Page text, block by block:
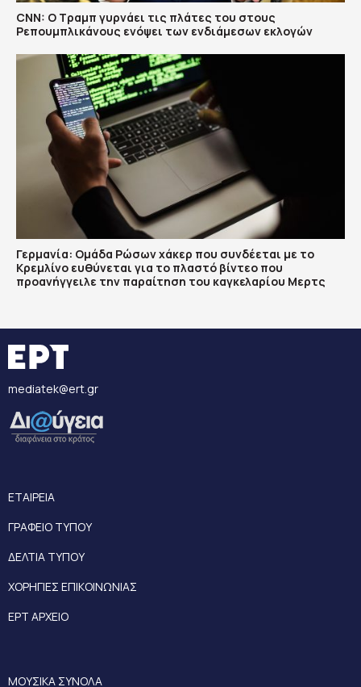
CNN: Ο Τραμπ γυρνάει τις πλάτες του στους
Ρεπουμπλικάνους ενόψει των ενδιάμεσων εκλογών
Γερμανία: Ομάδα Ρώσων χάκερ που συνδέεται με το
Κρεμλίνο ευθύνεται για το πλαστό βίντεο που
προανήγγειλε την παραίτηση του καγκελαρίου Μερτς
mediatek@ert.gr
ΕΤΑΙΡΕΙΑ
ΓΡΑΦΕΙΟ ΤΥΠΟΥ
ΔΕΛΤΙΑ ΤΥΠΟΥ
ΧΟΡΗΓΙΕΣ ΕΠΙΚΟΙΝΩΝΙΑΣ
ΕΡΤ ΑΡΧΕΙΟ
ΜΟΥΣΙΚΑ ΣΥΝΟΛΑ